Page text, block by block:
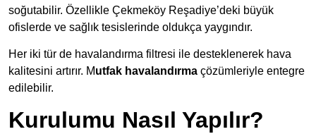
soğutabilir. Özellikle Çekmeköy Reşadiye’deki büyük
ofislerde ve sağlık tesislerinde oldukça yaygındır.
Her iki tür de havalandırma filtresi ile desteklenerek hava
kalitesini artırır. Mutfak havalandırma çözümleriyle entegre
edilebilir.
Kurulumu Nasıl Yapılır?